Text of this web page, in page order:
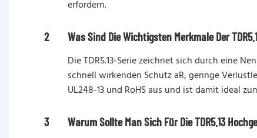
erfordern.
2 Was Sind Die Wichtigsten Merkmale Der
Die TDR5.13-Serie zeichnet sich durch eine
schnell wirkenden Schutz aR, geringe
UL248-13 und RoHS aus und ist damit ideal
3 Warum Sollte Man Sich Für Die TDR5.13